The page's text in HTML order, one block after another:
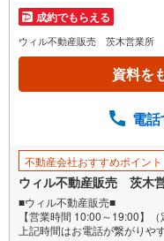
成約でもらえる
ウィル不動産販売 茨木営業所
資料を
電
不動産会社おすすめポイント
ウィル不動産販売 茨木
■ウィル不動産販売■
【営業時間 10:00～19:00】（
上記時間はお電話が繋がりや